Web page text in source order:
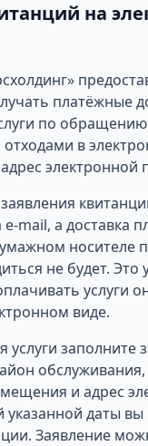
на
платёжные
по
в
электронной
e-mail, а доставка
носителе
не будет. Это
услуги
виде.
заполните
и адрес
указанной даты вы
Заявление